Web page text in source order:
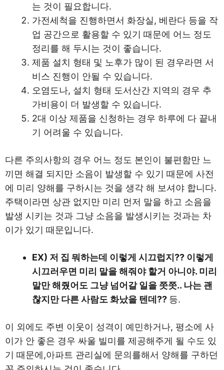
는 것이 필요합니다.
가전세척을 진행하면서 화장실, 베란다 등을 작
업 공간으로 활용할 수 있기 때문에 어느 정도
정리를 해 두시는 것이 좋습니다.
제품 설치 형태 및 노후가 많이 된 경우라면 서
비스 진행이 안될 수 있습니다.
오염도나, 설치 형태 도서산간 지역의 경우 추
가비용이 더 발생할 수 있습니다.
2대 이상 제품을 신청하는 경우 하루에 다 끝내
기 어려울 수 있습니다.
다른 주의사항의 경우 어느 정도 본인이 불편함만 느
끼면 해결 되지만 소음이 발생할 수 있기 때문에 사전
에 미리 양해를 구하시는 것을 생각 해 보셔야 합니다.
주택이라면 상관 없지만 미리 먼저 말을 하고 소음을
발생 시키는 것과 그냥 소음을 발생시키는 것과는 차
이가 있기 때문입니다.
EX) 저 집 뭐하는데 이렇게 시끄럽지?? 이렇게
시끄러우면 미리 말을 해줘야 할거 아니야. 미리
말만 해줬어도 그냥 넘어갈 일을 쯧쯧.. 나는 괜
찮지만 다른 사람도 화났을 텐데?? 등.
이 외에도 주변 이웃이 성격이 예민하거나, 평소에 사
이가 안 좋은 경우 싸울 빌미를 제공해주게 될 수도 있
기 때문에,아파트 관리실에 문의를해서 양해를 구하던